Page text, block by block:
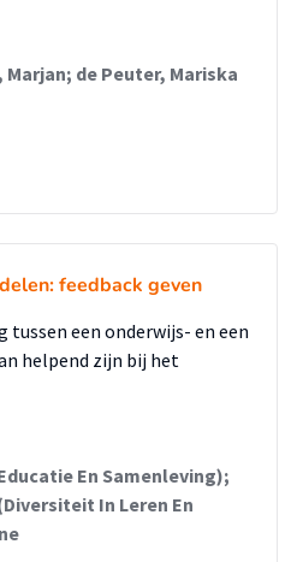
Marjan; de Peuter, Mariska
feedback geven
tussen een onderwijs- en een
helpend zijn bij het
En Samenleving);
In Leren En